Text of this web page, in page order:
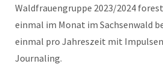
Waldfrauengruppe 2023/2024
einmal im Monat im Sachsenwald
einmal pro Jahreszeit mit
Journaling.